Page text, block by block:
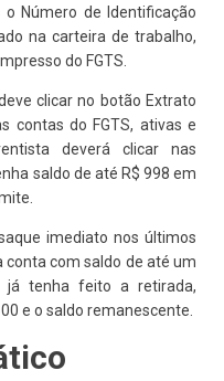
Número de Identificação
na carteira de trabalho,
do FGTS.
clicar no botão Extrato
contas do FGTS, ativas e
deverá clicar nas
saldo de até R$ 998 em
imediato nos últimos
conta com saldo de até um
já tenha feito a retirada,
e o saldo remanescente.